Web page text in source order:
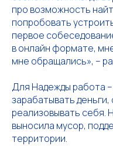
про возможность
попробовать
первое
в онлайн формате,
мне обращались», –
Для Надежды работа
зарабатывать
реализовывать себя.
выносила мусор,
территории.